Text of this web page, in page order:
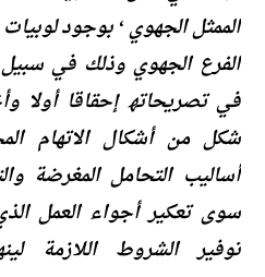
الممثل الجھوي ‘ بوجود
الفرع الجھوي وذلك في
في تصریحاتھ إحقاقا أولا
شكل من أشكال الاتھام
أسالیب التحامل المغرضة
سوى تعكیر أجواء العمل
توفیر الشروط اللازمة